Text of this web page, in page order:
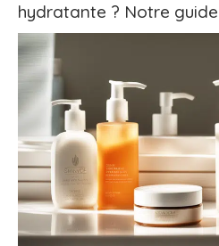
hydratante ? Notre guide